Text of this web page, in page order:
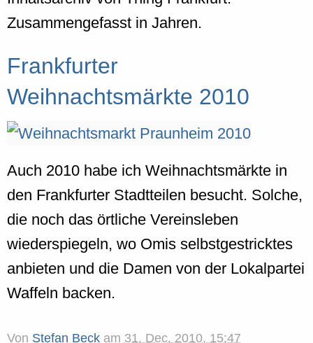
Zusammengefasst in Jahren.
Frankfurter
Weihnachtsmärkte 2010
Auch 2010 habe ich Weihnachtsmärkte in
den Frankfurter Stadtteilen besucht. Solche,
die noch das örtliche Vereinsleben
wiederspiegeln, wo Omis selbstgestricktes
anbieten und die Damen von der Lokalpartei
Waffeln backen.
Von Stefan Beck am 31. Dec. 2010, 15:47